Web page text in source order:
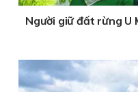
Người giữ đất rừng U